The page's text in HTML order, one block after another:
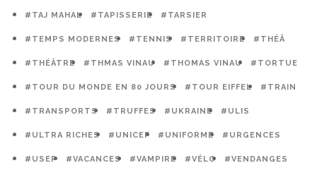
#TAJ MAHAL #TAPISSERIE #TARSIER
#TEMPS MODERNES #TENNIS #TERRITOIRE #THÉÂ
#THÉÂTRE #THMAS VINAU #THOMAS VINAU #TORTUE
#TOUR DU MONDE EN 80 JOURS #TOUR EIFFEL #TRAIN
#TRANSPORTS #TRUFFES #UKRAINE #ULIS
#ULTRA RICHES #UNICEF #UNIFORME #URGENCES
#USEP #VACANCES #VAMPIRE #VÉLO #VENDANGES